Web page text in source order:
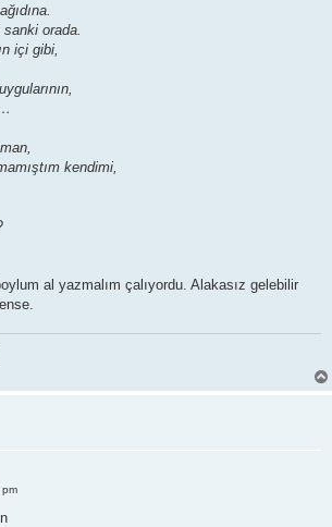
orada.
içi gibi,
kendimi,
al yazmalım çalıyordu. Alakasız gelebilir